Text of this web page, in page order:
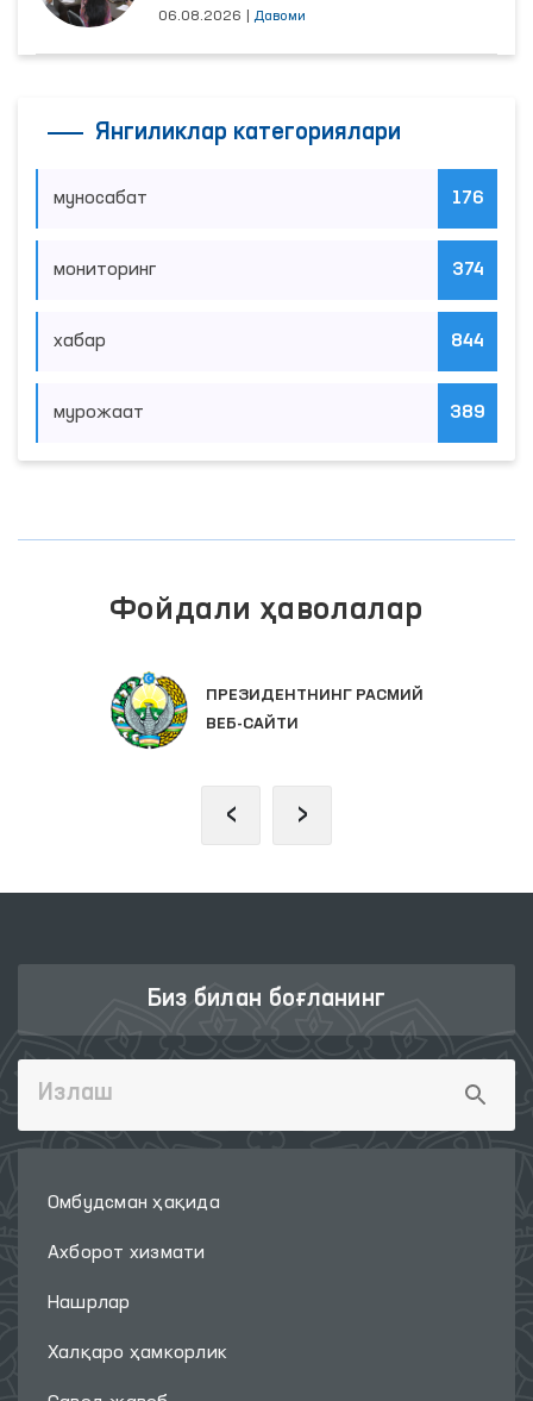
06.08.2026 Давоми
Янгиликлар категориялари
муносабат 176
мониторинг 374
хабар 844
мурожаат 389
Фойдали ҳаволалар
ПРЕЗИДЕНТНИНГ РАСМИЙ
ВЕБ-САЙТИ
‹ ›
Биз билан боғланинг
Омбудсман ҳақида
Ахборот хизмати
Нашрлар
Халқаро ҳамкорлик